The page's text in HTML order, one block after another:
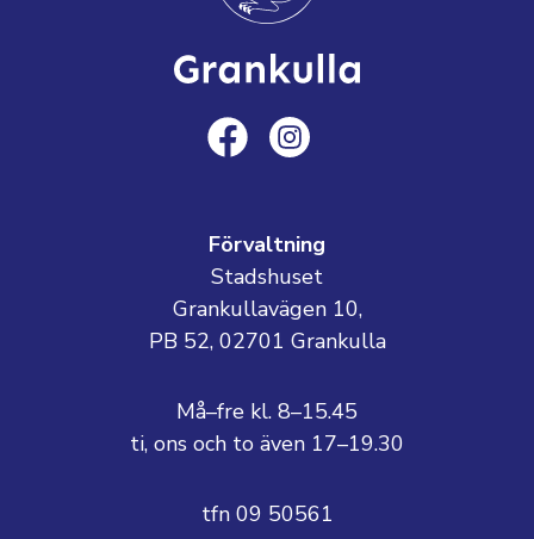
Förvaltning
Stadshuset
Grankullavägen 10,
PB 52, 02701 Grankulla
Må–fre kl. 8–15.45
ti, ons och to även 17–19.30
tfn 09 50561